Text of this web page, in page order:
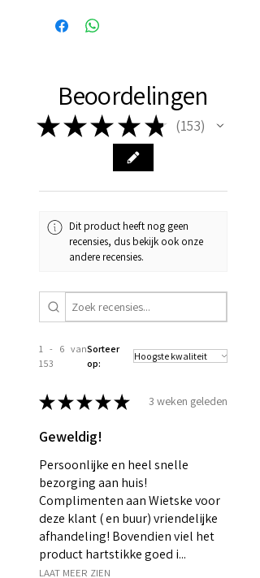
Beoordelingen
★★★ ★ ★ 153
153
Dit product heeft nog geen
recensies, dus bekijk ook onze
andere recensies.
1 - 6 van
153
Sorteer
op:
★★★★★ 3 weken geleden
Geweldig!
Persoonlijke en heel snelle
bezorging aan huis!
Complimenten aan Wietske voor
deze klant ( en buur) vriendelijke
afhandeling! Bovendien viel het
product hartstikke goed i...
LAAT MEER ZIEN